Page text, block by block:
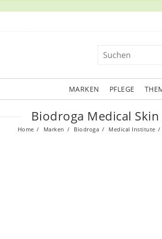
MARKEN PFLEGE
Biodroga Medical
Home Marken Biodroga Medical Institute